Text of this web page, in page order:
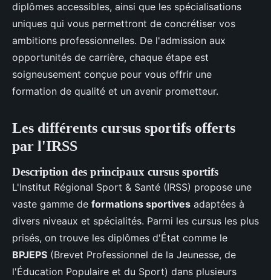
diplômes accessibles, ainsi que les spécialisations
uniques qui vous permettront de concrétiser vos
ambitions professionnelles. De l'admission aux
opportunités de carrière, chaque étape est
soigneusement conçue pour vous offrir une
formation de qualité et un avenir prometteur.
Les différents cursus sportifs offerts
par l'IRSS
Description des principaux cursus sportifs
L'Institut Régional Sport & Santé (IRSS) propose une
vaste gamme de formations sportives adaptées à
divers niveaux et spécialités. Parmi les cursus les plus
prisés, on trouve les diplômes d'État comme le
BPJEPS (Brevet Professionnel de la Jeunesse, de
l'Éducation Populaire et du Sport) dans plusieurs